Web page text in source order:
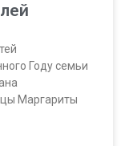
Году семьи
Маргариты